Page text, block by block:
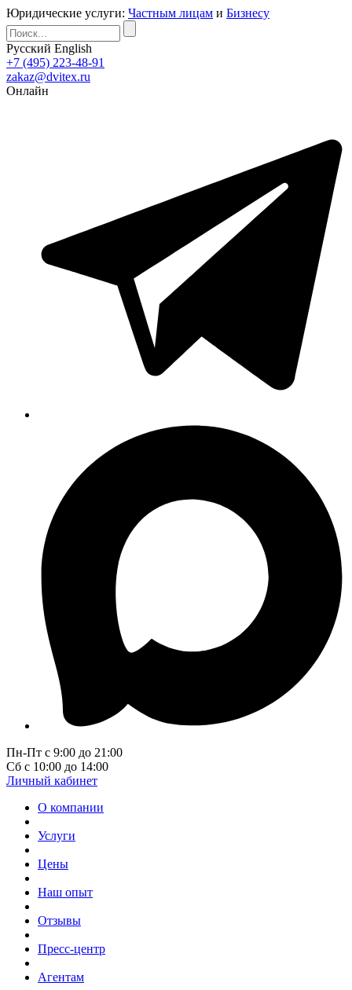
Юридические услуги: Частным лицам и Бизнесу
Русский English
+7 (495) 223-48-91
zakaz@dvitex.ru
Онлайн
Пн-Пт с 9:00 до 21:00
Сб с 10:00 до 14:00
Личный кабинет
О компании
Услуги
Цены
Наш опыт
Отзывы
Пресс-центр
Агентам